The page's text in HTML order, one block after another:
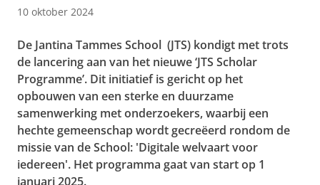
10 oktober 2024
De Jantina Tammes School (JTS) kondigt met trots
de lancering aan van het nieuwe ‘JTS Scholar
Programme’. Dit initiatief is gericht op het
opbouwen van een sterke en duurzame
samenwerking met onderzoekers, waarbij een
hechte gemeenschap wordt gecreëerd rondom de
missie van de School: 'Digitale welvaart voor
iedereen'. Het programma gaat van start op 1
januari 2025.